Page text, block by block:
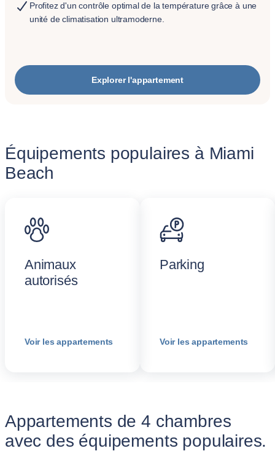
Profitez d'un contrôle optimal de la température grâce à une
unité de climatisation ultramoderne.
Explorer l'appartement
Équipements populaires à Miami
Beach
Animaux
autorisés
Voir les appartements
Parking
Voir les appartements
Appartements de 4 chambres
avec des équipements populaires.